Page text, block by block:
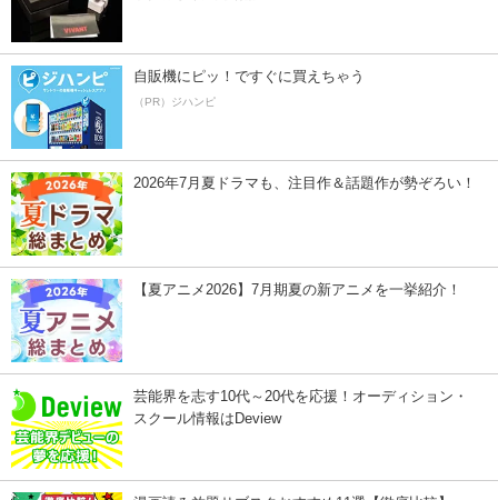
自販機にピッ！ですぐに買えちゃう
（PR）ジハンピ
2026年7月夏ドラマも、注目作＆話題作が勢ぞろい！
【夏アニメ2026】7月期夏の新アニメを一挙紹介！
芸能界を志す10代～20代を応援！オーディション・
スクール情報はDeview